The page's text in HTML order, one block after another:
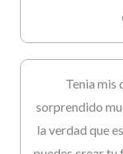
Tenia mis
sorprendido
la verdad que